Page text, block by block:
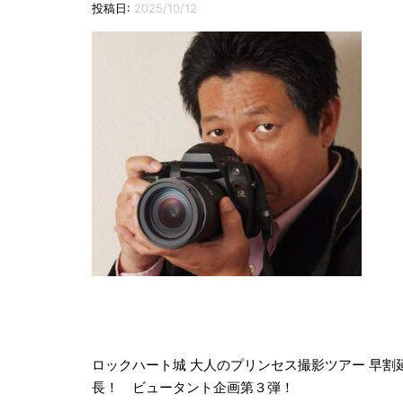
投稿日: 2025/10/12
稿
ロックハート城 大人のプリンセス撮影ツアー 早割
長！ ビュータント企画第３弾！